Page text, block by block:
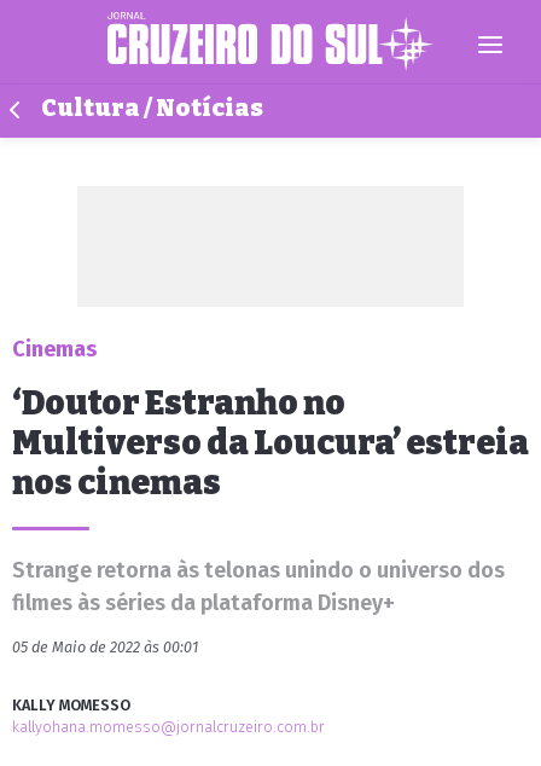
Cultura / Notícias
Cinemas
‘Doutor Estranho no
Multiverso da Loucura’ estreia
nos cinemas
Strange retorna às telonas unindo o universo dos
filmes às séries da plataforma Disney+
05 de Maio de 2022 às 00:01
KALLY MOMESSO
kallyohana.momesso@jornalcruzeiro.com.br